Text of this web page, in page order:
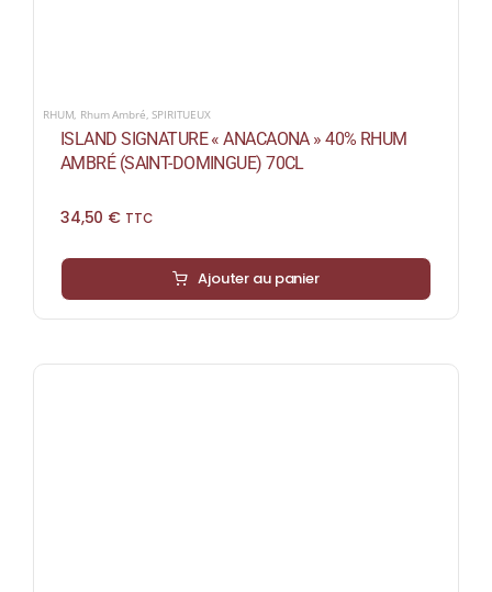
RHUM Rhum Ambré ,SPIRITUEUX
ISLAND SIGNATURE « ANACAONA » 40% RHUM
AMBRÉ (SAINT-DOMINGUE) 70CL
34,50 € TTC
Ajouter au panier